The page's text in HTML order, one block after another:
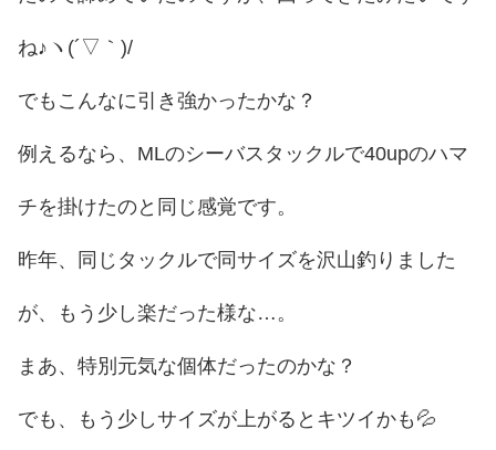
ね♪ヽ(´▽｀)/
でもこんなに引き強かったかな？
例えるなら、MLのシーバスタックルで40upのハマ
チを掛けたのと同じ感覚です。
昨年、同じタックルで同サイズを沢山釣りました
が、もう少し楽だった様な…。
まあ、特別元気な個体だったのかな？
でも、もう少しサイズが上がるとキツイかも💦